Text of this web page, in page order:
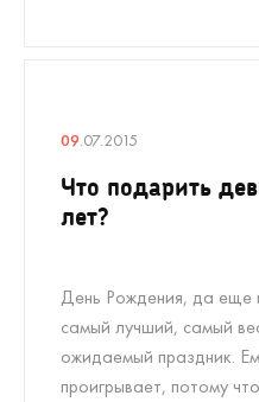
09.07.2015
Что подарить
лет?
День Рождения, да еще
самый лучший, самый
ожидаемый праздник.
проигрывает, потому